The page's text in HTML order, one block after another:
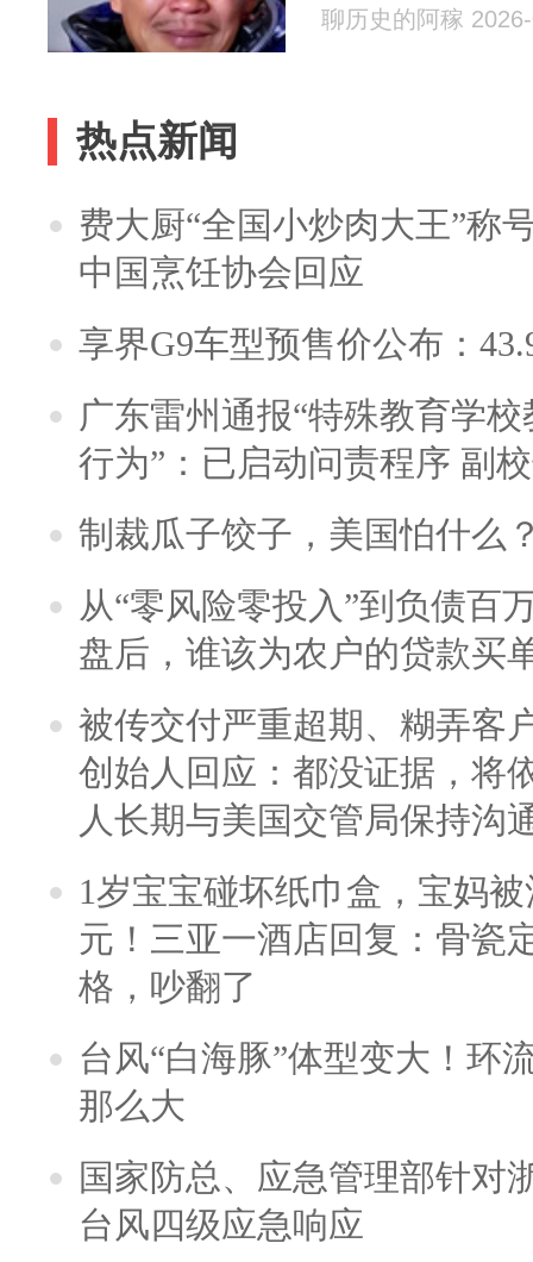
聊历史的阿稼
热点新闻
费大厨“全国小炒肉大王”称
中国烹饪协会回应
享界G9车型预售价公布：
广东雷州通报“特殊教育学
行为”：已启动问责程序 副
制裁瓜子饺子，美国怕什么
从“零风险零投入”到负债百
盘后，谁该为农户的贷款买
被传交付严重超期、糊弄客
创始人回应：都没证据，将
人长期与美国交管局保持沟
1岁宝宝碰坏纸巾盒，宝妈
元！三亚一酒店回复：骨瓷
格，吵翻了
台风“白海豚”体型变大！环
那么大
国家防总、应急管理部针对
台风四级应急响应